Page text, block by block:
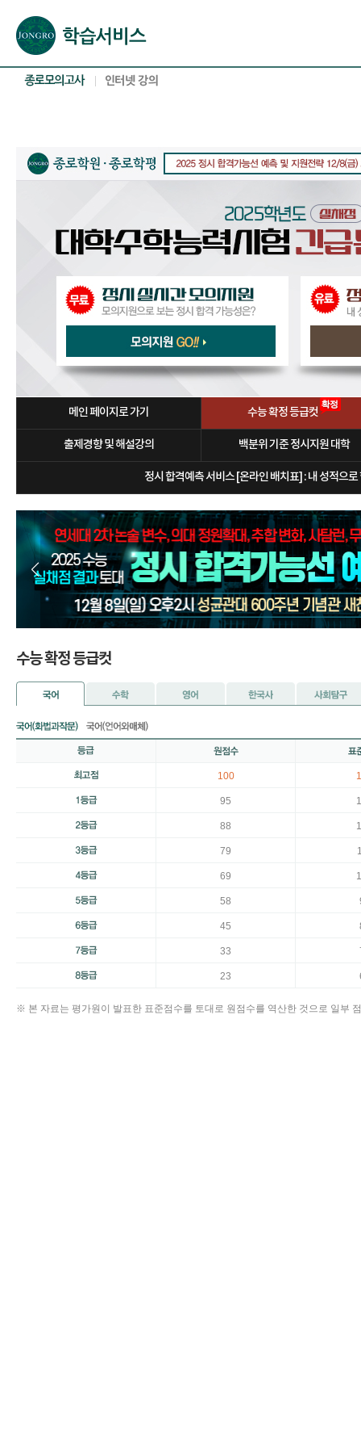
메인 페이지로 가기 수능 확정 등급컷
출제경향 및 해설강의 백분위 기준 정시지원 대학
정시 합격예측 서비스 [온라인 배치표] : 내 성적으
수능 확정 등급컷
100
95
88
79
69
58
45
33
23
※ 본 자료는 평가원이 발표한 표준점수를 토대로 원점수를 역산한 것으로 일부